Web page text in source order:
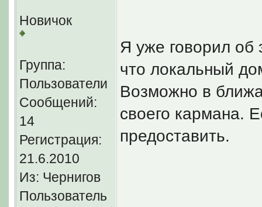
Новичок
Группа:
Пользователи
Сообщений:
14
Регистрация:
21.6.2010
Из: Чернигов
Пользователь
Я уже говорил об
что локальный
Возможно в
своего кармана.
предоставить.